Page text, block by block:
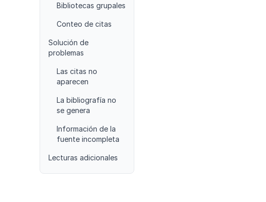
Bibliotecas grupales
Conteo de citas
Solución de
problemas
Las citas no
aparecen
La bibliografía no
se genera
Información de la
fuente incompleta
Lecturas adicionales